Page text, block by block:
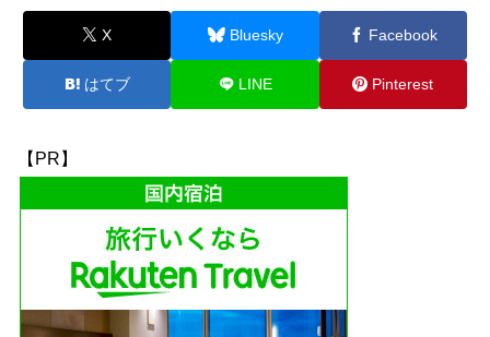
X Bluesky Facebook
はてブ LINE Pinterest
【PR】